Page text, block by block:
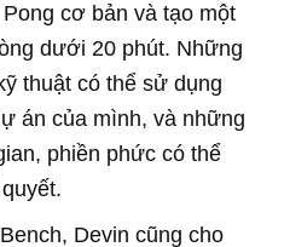
cơ bản và tạo một
dưới 20 phút. Những
thuật có thể sử dụng
án của mình, và những
phiền phức có thể
Devin cũng cho